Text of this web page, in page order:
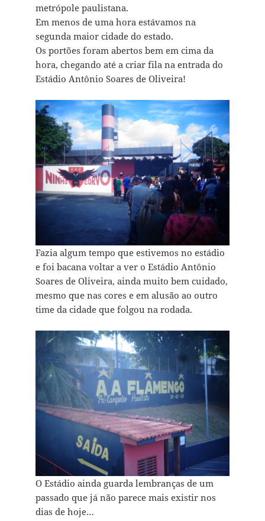
metrópole paulistana.
Em menos de uma hora estávamos na
segunda maior cidade do estado.
Os portões foram abertos bem em cima da
hora, chegando até a criar fila na entrada do
Estádio Antônio Soares de Oliveira!
Fazia algum tempo que estivemos no estádio
e foi bacana voltar a ver o Estádio Antônio
Soares de Oliveira, ainda muito bem cuidado,
mesmo que nas cores e em alusão ao outro
time da cidade que folgou na rodada.
O Estádio ainda guarda lembranças de um
passado que já não parece mais existir nos
dias de hoje…